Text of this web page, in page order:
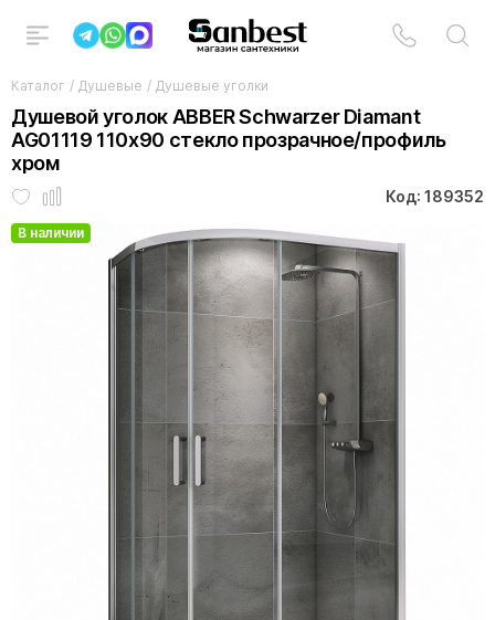
Каталог / Душевые / Душевые уголки
Душевой уголок ABBER Schwarzer Diamant
AG01119 110x90 стекло прозрачное/профиль
хром
Код: 189352
В наличии